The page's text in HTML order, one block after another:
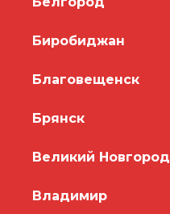
Биробиджан
Благовещенск
Брянск
Великий Новгород
Владимир